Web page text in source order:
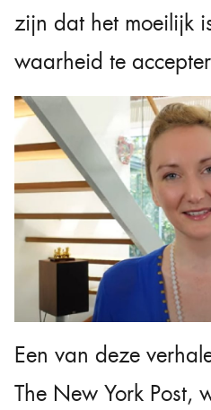
zijn dat het moeilijk
waarheid te
Een van deze
The New York Post,